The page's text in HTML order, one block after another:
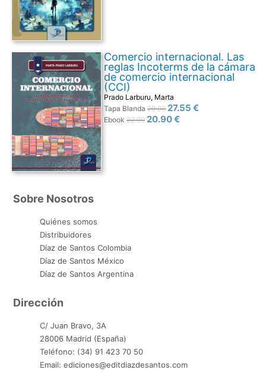
Comercio internacional. Las
reglas Incoterms de la cámara
de comercio internacional
(CCI)
Prado Larburu, Marta
Tapa Blanda 29.00 27.55 €
Ebook 22.00 20.90 €
Sobre Nosotros
Quiénes somos
Distribuidores
Díaz de Santos Colombia
Díaz de Santos México
Díaz de Santos Argentina
Dirección
C/ Juan Bravo, 3A
28006 Madrid (España)
Teléfono: (34) 91 423 70 50
Email: ediciones@editdiazdesantos.com